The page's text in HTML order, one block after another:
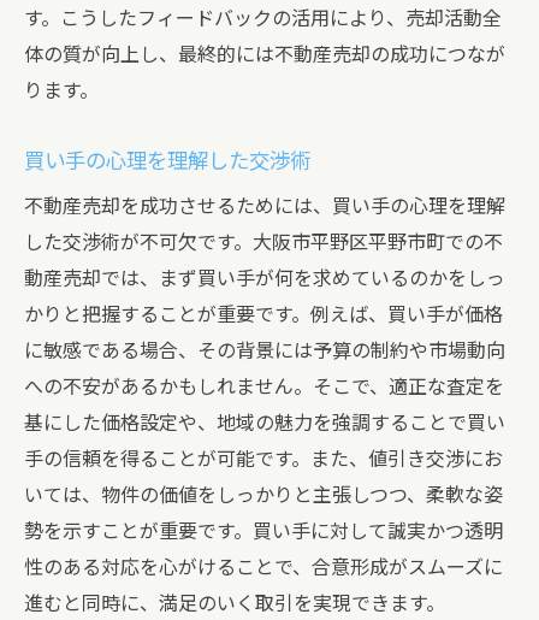
す。こうしたフィードバックの活用により、売却活動全
体の質が向上し、最終的には不動産売却の成功につなが
ります。
買い手の心理を理解した交渉術
不動産売却を成功させるためには、買い手の心理を理解
した交渉術が不可欠です。大阪市平野区平野市町での不
動産売却では、まず買い手が何を求めているのかをしっ
かりと把握することが重要です。例えば、買い手が価格
に敏感である場合、その背景には予算の制約や市場動向
への不安があるかもしれません。そこで、適正な査定を
基にした価格設定や、地域の魅力を強調することで買い
手の信頼を得ることが可能です。また、値引き交渉にお
いては、物件の価値をしっかりと主張しつつ、柔軟な姿
勢を示すことが重要です。買い手に対して誠実かつ透明
性のある対応を心がけることで、合意形成がスムーズに
進むと同時に、満足のいく取引を実現できます。